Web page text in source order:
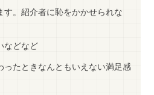
す。紹介者に恥をかかせられな
などなど
ったときなんともいえない満足感